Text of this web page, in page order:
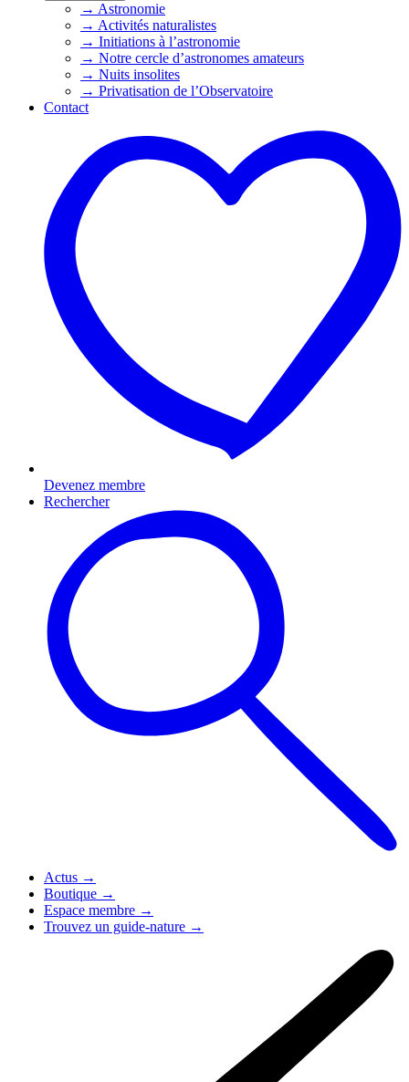
→ Astronomie
→ Activités naturalistes
→ Initiations à l’astronomie
→ Notre cercle d’astronomes amateurs
→ Nuits insolites
→ Privatisation de l’Observatoire
Contact
Devenez membre
Rechercher
Actus →
Boutique →
Espace membre →
Trouvez un guide-nature →